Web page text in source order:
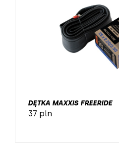
DĘTKA MAXXIS FREERIDE
37 pln